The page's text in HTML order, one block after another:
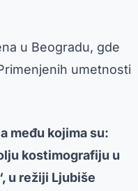
u Beogradu, gde
umetnosti
među kojima su:
kostimografiju u
u režiji Ljubiše